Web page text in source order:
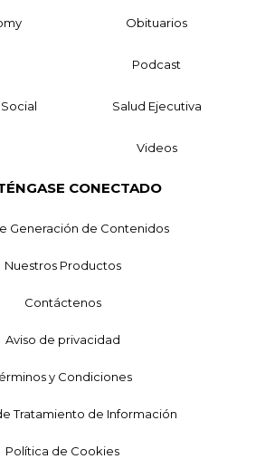
Obituarios
Podcast
Salud Ejecutiva
Videos
CONECTADO
Generación de Contenidos
Nuestros Productos
Contáctenos
Aviso de privacidad
y Condiciones
Tratamiento de Información
Política de Cookies